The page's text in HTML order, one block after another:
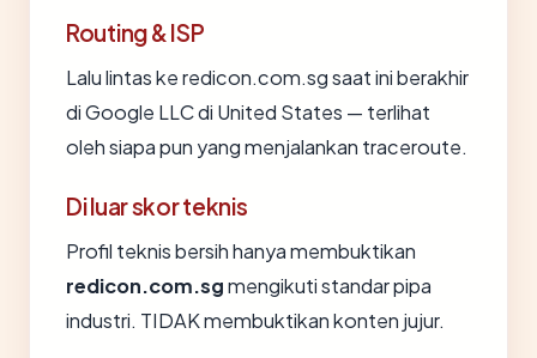
Routing & ISP
Lalu lintas ke redicon.com.sg saat ini berakhir
di Google LLC di United States — terlihat
oleh siapa pun yang menjalankan traceroute.
Di luar skor teknis
Profil teknis bersih hanya membuktikan
redicon.com.sgmengikuti standar pipa
industri. TIDAK membuktikan konten jujur.